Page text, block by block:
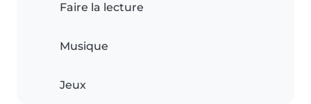
Faire la lecture
Musique
Jeux